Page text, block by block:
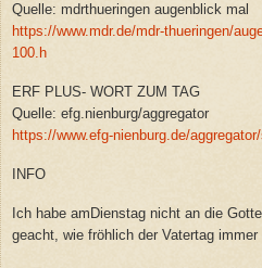
Quelle: mdrthueringen augenblick mal
https://www.mdr.de/mdr-thueringen/
100.h
ERF PLUS- WORT ZUM TAG
Quelle: efg.nienburg/aggregator
https://www.efg-nienburg.de/
INFO
Ich habe amDienstag nicht an die
geacht, wie fröhlich der Vatertag immer